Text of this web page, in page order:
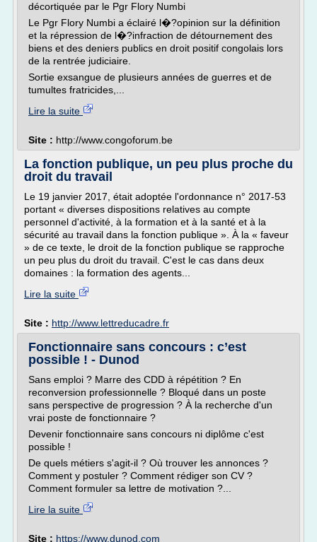
décortiquée par le Pgr Flory Numbi
Le Pgr Flory Numbi a éclairé l�?opinion sur la définition
et la répression de l�?infraction de détournement des
biens et des deniers publics en droit positif congolais lors
de la rentrée judiciaire.
Sortie exsangue de plusieurs années de guerres et de
tumultes fratricides,...
Lire la suite
Site : http://www.congoforum.be
La fonction publique, un peu plus proche du
droit du travail
Le 19 janvier 2017, était adoptée l'ordonnance n° 2017-53
portant « diverses dispositions relatives au compte
personnel d'activité, à la formation et à la santé et à la
sécurité au travail dans la fonction publique ». À la « faveur
» de ce texte, le droit de la fonction publique se rapproche
un peu plus du droit du travail. C'est le cas dans deux
domaines : la formation des agents...
Lire la suite
Site : http://www.lettreducadre.fr
Fonctionnaire sans concours : c’est
possible ! - Dunod
Sans emploi ? Marre des CDD à répétition ? En
reconversion professionnelle ? Bloqué dans un poste
sans perspective de progression ? À la recherche d'un
vrai poste de fonctionnaire ?
Devenir fonctionnaire sans concours ni diplôme c'est
possible !
De quels métiers s'agit-il ? Où trouver les annonces ?
Comment y postuler ? Comment rédiger son CV ?
Comment formuler sa lettre de motivation ?...
Lire la suite
Site : https://www.dunod.com